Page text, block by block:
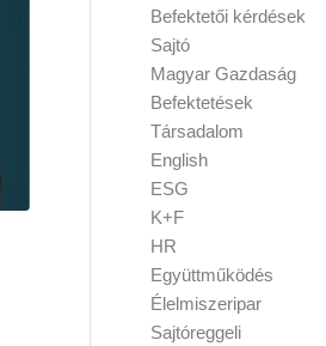
Befektetői kérdések
Sajtó
Magyar Gazdaság
Befektetések
Társadalom
English
ESG
K+F
HR
Együttműködés
Élelmiszeripar
Sajtóreggeli